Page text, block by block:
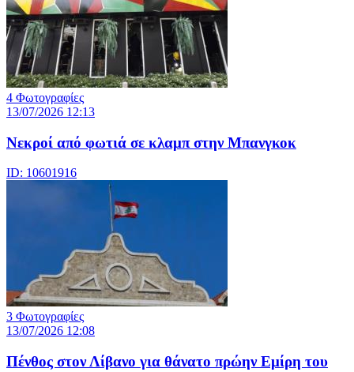
4 Φωτογραφίες
13/07/2026 12:13
Νεκροί από φωτιά σε κλαμπ στην Μπανγκοκ
ID: 10601916
3 Φωτογραφίες
13/07/2026 12:08
Πένθος στον Λίβανο για θάνατο πρώην Εμίρη του